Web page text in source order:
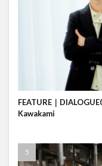
FEATURE｜
Kawakami